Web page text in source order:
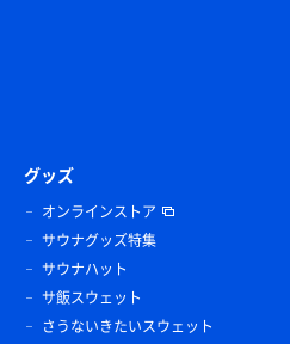
グッズ
オンラインストア
サウナグッズ特集
サウナハット
サ飯スウェット
さうないきたいスウェット